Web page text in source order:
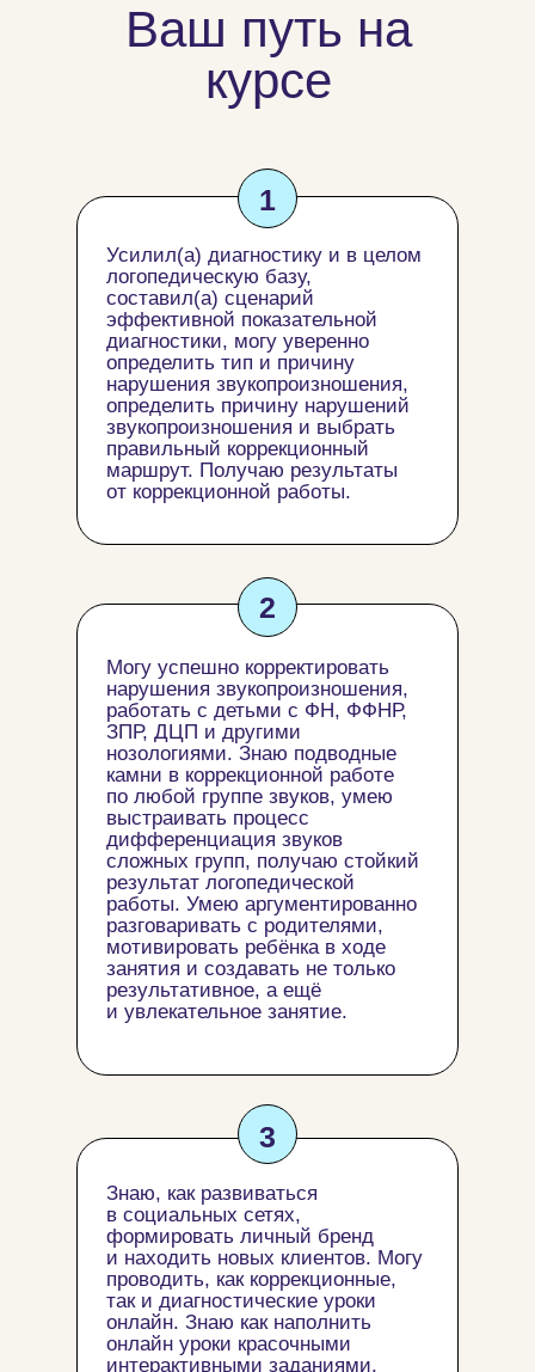
Ваш путь на
курсе
1
Усилил(а) диагностику и в целом
логопедическую базу,
составил(а) сценарий
эффективной показательной
диагностики, могу уверенно
определить тип и причину
нарушения звукопроизношения,
определить причину нарушений
звукопроизношения и выбрать
правильный коррекционный
маршрут. Получаю результаты
от коррекционной работы.
2
Могу успешно корректировать
нарушения звукопроизношения,
работать с детьми с ФН, ФФНР,
ЗПР, ДЦП и другими
нозологиями. Знаю подводные
камни в коррекционной работе
по любой группе звуков, умею
выстраивать процесс
дифференциация звуков
сложных групп, получаю стойкий
результат логопедической
работы. Умею аргументированно
разговаривать с родителями,
мотивировать ребёнка в ходе
занятия и создавать не только
результативное, а ещё
и увлекательное занятие.
3
Знаю, как развиваться
в социальных сетях,
формировать личный бренд
и находить новых клиентов. Могу
проводить, как коррекционные,
так и диагностические уроки
онлайн. Знаю как наполнить
онлайн уроки красочными
интерактивными заданиями.